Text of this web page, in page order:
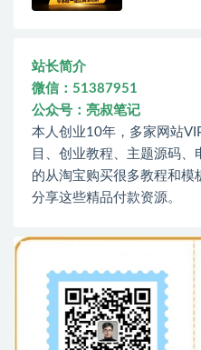
站长简介
微信：51387951
公众号：亮叔笔记
本人创业10年，多家网站
目、创业教程、主题源码
的从淘宝购买很多教程和模
分享这些精品付款资源。